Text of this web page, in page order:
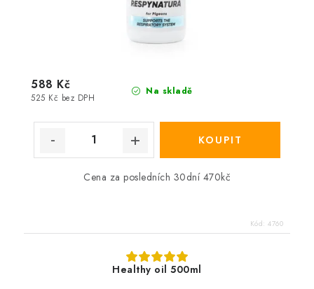
Na skladě
525 Kč bez DPH
588 Kč
Cena za posledních 30dní 470kč
Kód: 4760
Healthy oil 500ml